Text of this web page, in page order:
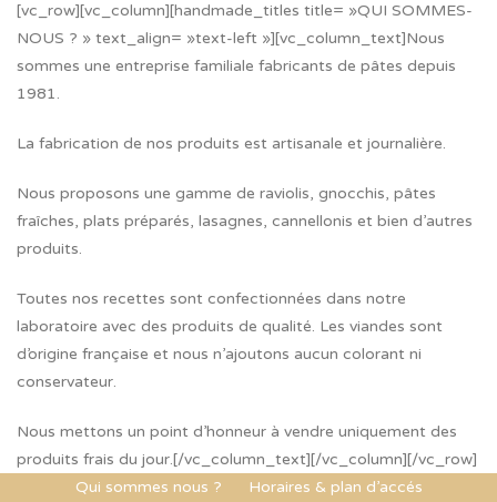
[vc_row][vc_column][handmade_titles title= »QUI SOMMES-
NOUS ? » text_align= »text-left »][vc_column_text]Nous
sommes une entreprise familiale fabricants de pâtes depuis
1981.
La fabrication de nos produits est artisanale et journalière.
Nous proposons une gamme de raviolis, gnocchis, pâtes
fraîches, plats préparés, lasagnes, cannellonis et bien d’autres
produits.
Toutes nos recettes sont confectionnées dans notre
laboratoire avec des produits de qualité. Les viandes sont
d’origine française et nous n’ajoutons aucun colorant ni
conservateur.
Nous mettons un point d’honneur à vendre uniquement des
produits frais du jour.[/vc_column_text][/vc_column][/vc_row]
Qui sommes nous ?
Horaires & plan d’accés